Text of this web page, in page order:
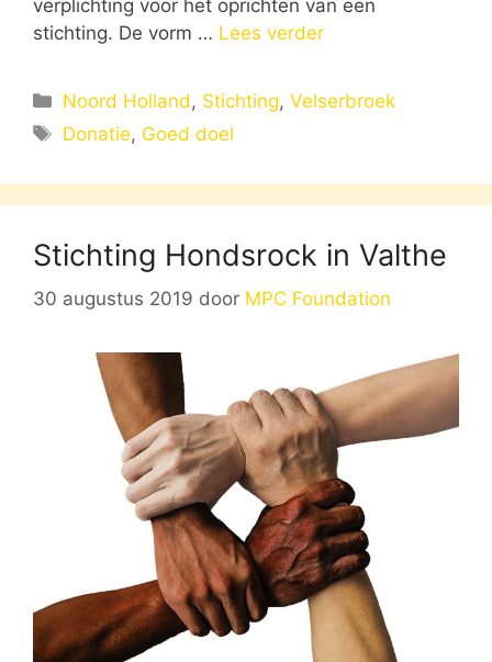
verplichting voor het oprichten van een
stichting. De vorm … Lees verder
Categorieën
Noord Holland , Stichting,Velserbroek
Tags
Donatie, Goed doel
Stichting Hondsrock in Valthe
30 augustus 2019 door MPC Foundation